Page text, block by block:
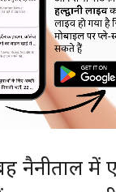
नैनीताल